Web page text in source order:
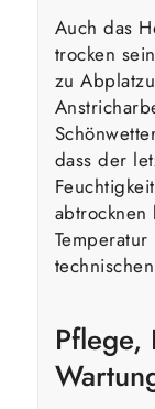
Auch das
trocken
zu
dass der
abtrocknen
Pflege,